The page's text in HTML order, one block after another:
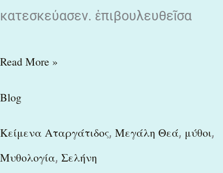
κατεσκεύασεν. ἐπιβουλευθεῖσα
Read More »
Blog
Κείμενα Αταργάτιδος, Μεγάλη Θεά, μύθοι,
Μυθολογία, Σελήνη